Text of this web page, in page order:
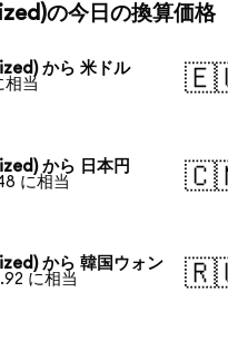
の今日の換算価格
から 米ドル
相当
から 日本円
に相当
から 韓国ウォン
に相当